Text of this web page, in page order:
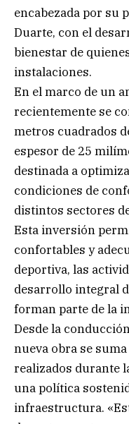
encabezada por su
Duarte, con el
bienestar de
instalaciones.
En el marco de un
recientemente se
metros cuadrados
espesor de 25
destinada a
condiciones de
distintos sectores
Esta inversión
confortables y
deportiva, las
desarrollo integral
forman parte de la
Desde la
nueva obra se
realizados durante
una política
infraestructura.